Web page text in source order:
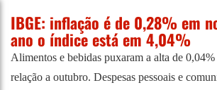
IBGE: inflação é de 0,28% em
ano o índice está em 4,04%
Alimentos e bebidas puxaram a alta de
relação a outubro. Despesas pessoais e